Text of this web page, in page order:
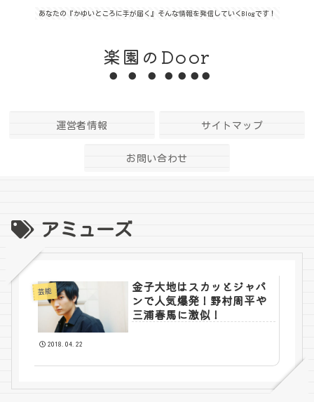
あなたの『かゆいところに手が届く』そんな情報を発信していくBlogです！
楽園のDoor
運営者情報 サイトマップ
お問い合わせ
アミューズ
芸能
金子大地はスカッとジャパ
ンで人気爆発！野村周平や
三浦春馬に激似！
2018.04.22